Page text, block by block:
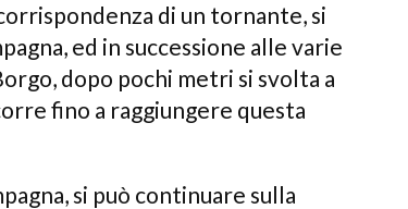
di un tornante, si
ed in successione alle varie
dopo pochi metri si svolta a
fino a raggiungere questa
si può continuare sulla